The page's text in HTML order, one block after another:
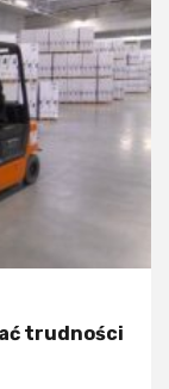
trudności